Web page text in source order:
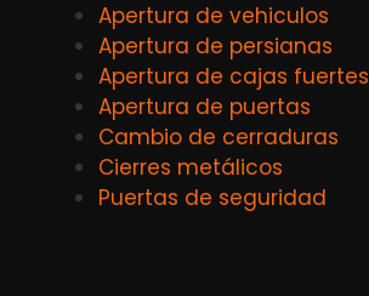
Apertura de vehiculos
Apertura de persianas
Apertura de cajas fuertes
Apertura de puertas
Cambio de cerraduras
Cierres metálicos
Puertas de seguridad